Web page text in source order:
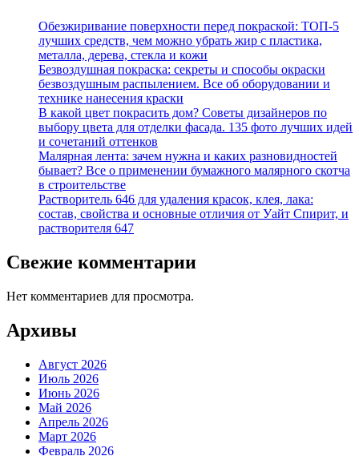
Обезжиривание поверхности перед покраской: ТОП-5
лучших средств, чем можно убрать жир с пластика,
металла, дерева, стекла и кожи
Безвоздушная покраска: секреты и способы окраски
безвоздушным распылением. Все об оборудовании и
технике нанесения краски
В какой цвет покрасить дом? Советы дизайнеров по
выбору цвета для отделки фасада. 135 фото лучших идей
и сочетаний оттенков
Малярная лента: зачем нужна и каких разновидностей
бывает? Все о применении бумажного малярного скотча
в строительстве
Растворитель 646 для удаления красок, клея, лака:
состав, свойства и основные отличия от Уайт Спирит, и
растворителя 647
Свежие комментарии
Нет комментариев для просмотра.
Архивы
Август 2026
Июль 2026
Июнь 2026
Май 2026
Апрель 2026
Март 2026
Февраль 2026